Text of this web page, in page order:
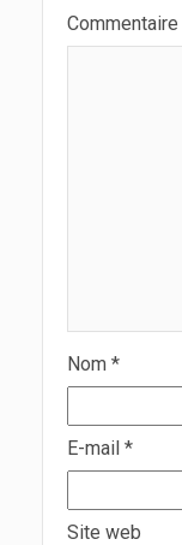
Commentaire
Nom *
E-mail *
Site web